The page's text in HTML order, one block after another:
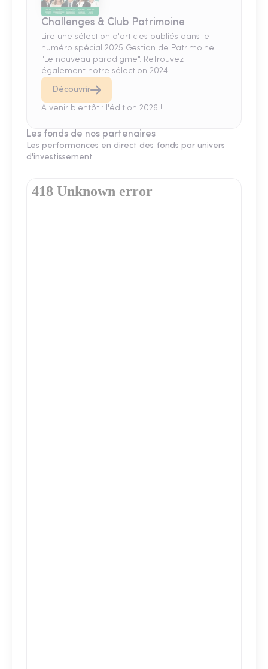
Challenges & Club Patrimoine
Lire une sélection d'articles publiés dans le
numéro spécial 2025 Gestion de Patrimoine
"Le nouveau paradigme". Retrouvez
également notre sélection 2024.
Découvrir
A venir bientôt : l'édition 2026 !
Les fonds de nos partenaires
Les performances en direct des fonds par univers
d'investissement